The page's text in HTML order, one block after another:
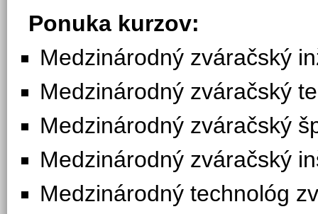
Ponuka kurzov:
Medzinárodný zváračský
Medzinárodný zváračský
Medzinárodný zváračský
Medzinárodný zváračský
Medzinárodný technológ